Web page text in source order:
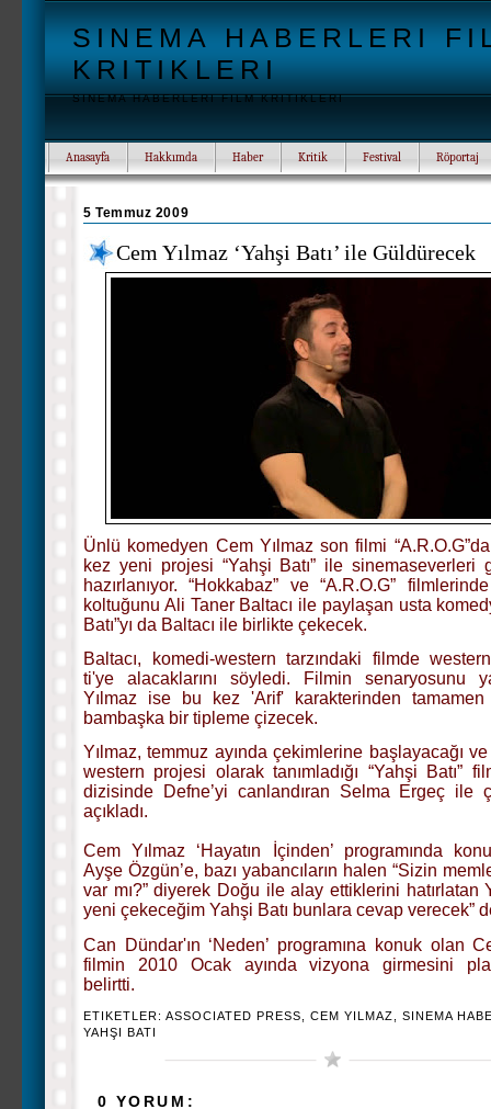
SINEMA HABERLERI
KRITIKLERI
SINEMA HABERLERI FILM KRITIKLERI
Anasayfa Hakkımda Haber Kritik Festival Röportaj
5 Temmuz 2009
Cem Yılmaz ‘Yahşi Batı’ ile Güldürecek
Ünlü komedyen Cem Yılmaz son filmi
kez yeni projesi “Yahşi Batı” ile sinemaseverleri
hazırlanıyor. “Hokkabaz” ve “A.R.O.G”
koltuğunu Ali Taner Baltacı ile paylaşan usta
Batı”yı da Baltacı ile birlikte çekecek.
Baltacı, komedi-western tarzındaki filmde
ti'ye alacaklarını söyledi. Filmin senaryosunu
Yılmaz ise bu kez 'Arif' karakterinden tamamen
bambaşka bir tipleme çizecek.
Yılmaz, temmuz ayında çekimlerine başlayacağı
western projesi olarak tanımladığı “Yahşi Batı”
dizisinde Defne’yi canlandıran Selma Ergeç ile
açıkladı.
Cem Yılmaz ‘Hayatın İçinden’ programında
Ayşe Özgün’e, bazı yabancıların halen “Sizin
var mı?” diyerek Doğu ile alay ettiklerini hatırlatan
yeni çekeceğim Yahşi Batı bunlara cevap verecek”
Can Dündar'ın ‘Neden’ programına konuk olan
filmin 2010 Ocak ayında vizyona girmesini
belirtti.
ETIKETLER: ASSOCIATED PRESS CEM YILMAZ
SINEMA
YAHŞI BATI
0 YORUM: